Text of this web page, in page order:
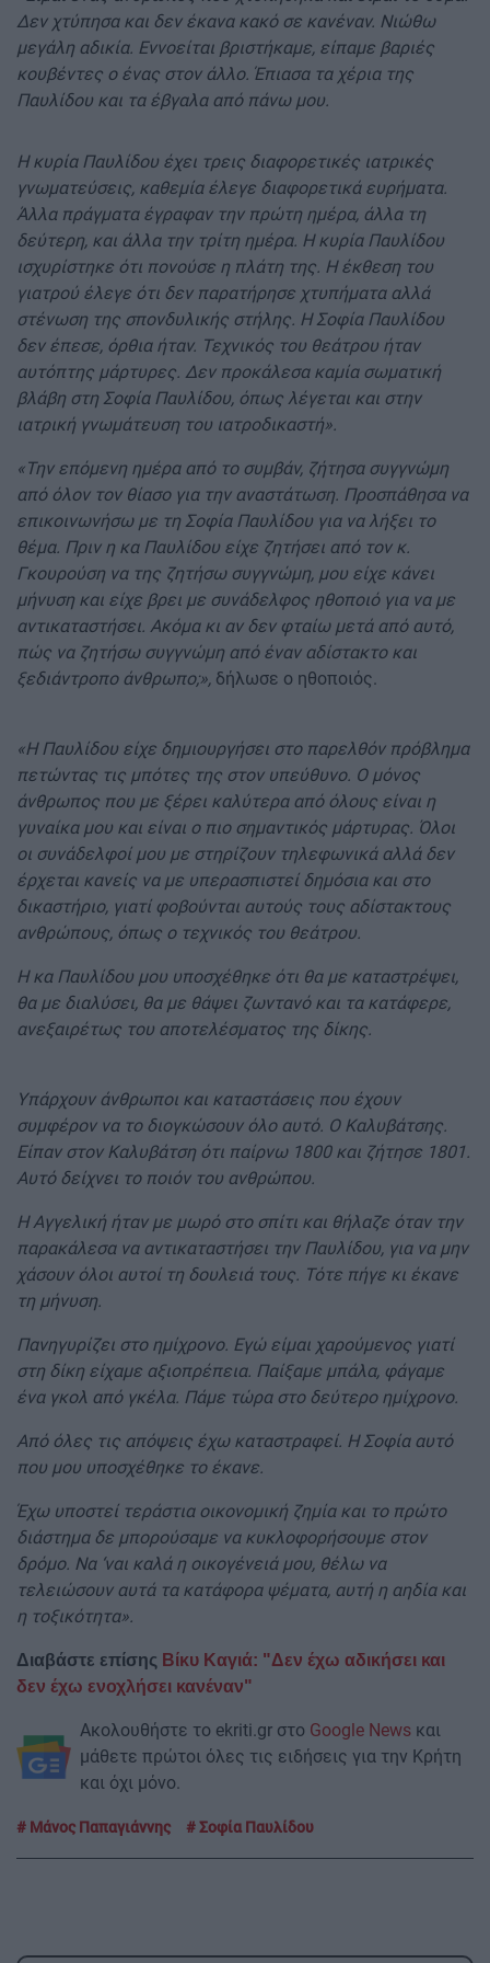
Δεν χτύπησα και δεν έκανα κακό σε κανέναν. Νιώθω
μεγάλη αδικία. Εννοείται βριστήκαμε, είπαμε βαριές
κουβέντες ο ένας στον άλλο. Έπιασα τα χέρια της
Παυλίδου και τα έβγαλα από πάνω μου.
Η κυρία Παυλίδου έχει τρεις διαφορετικές ιατρικές
γνωματεύσεις, καθεμία έλεγε διαφορετικά ευρήματα.
Άλλα πράγματα έγραφαν την πρώτη ημέρα, άλλα τη
δεύτερη, και άλλα την τρίτη ημέρα. Η κυρία Παυλίδου
ισχυρίστηκε ότι πονούσε η πλάτη της. Η έκθεση του
γιατρού έλεγε ότι δεν παρατήρησε χτυπήματα αλλά
στένωση της σπονδυλικής στήλης. Η Σοφία Παυλίδου
δεν έπεσε, όρθια ήταν. Τεχνικός του θεάτρου ήταν
αυτόπτης μάρτυρες. Δεν προκάλεσα καμία σωματική
βλάβη στη Σοφία Παυλίδου, όπως λέγεται και στην
ιατρική γνωμάτευση του ιατροδικαστή».
«Την επόμενη ημέρα από το συμβάν, ζήτησα συγγνώμη
από όλον τον θίασο για την αναστάτωση. Προσπάθησα να
επικοινωνήσω με τη Σοφία Παυλίδου για να λήξει το
θέμα. Πριν η κα Παυλίδου είχε ζητήσει από τον κ.
Γκουρούση να της ζητήσω συγγνώμη, μου είχε κάνει
μήνυση και είχε βρει με συνάδελφος ηθοποιό για να με
αντικαταστήσει. Ακόμα κι αν δεν φταίω μετά από αυτό,
πώς να ζητήσω συγγνώμη από έναν αδίστακτο και
ξεδιάντροπο άνθρωπο;», δήλωσε ο ηθοποιός.
«Η Παυλίδου είχε δημιουργήσει στο παρελθόν πρόβλημα
πετώντας τις μπότες της στον υπεύθυνο. Ο μόνος
άνθρωπος που με ξέρει καλύτερα από όλους είναι η
γυναίκα μου και είναι ο πιο σημαντικός μάρτυρας. Όλοι
οι συνάδελφοί μου με στηρίζουν τηλεφωνικά αλλά δεν
έρχεται κανείς να με υπερασπιστεί δημόσια και στο
δικαστήριο, γιατί φοβούνται αυτούς τους αδίστακτους
ανθρώπους, όπως ο τεχνικός του θεάτρου.
Η κα Παυλίδου μου υποσχέθηκε ότι θα με καταστρέψει,
θα με διαλύσει, θα με θάψει ζωντανό και τα κατάφερε,
ανεξαιρέτως του αποτελέσματος της δίκης.
Υπάρχουν άνθρωποι και καταστάσεις που έχουν
συμφέρον να το διογκώσουν όλο αυτό. Ο Καλυβάτσης.
Είπαν στον Καλυβάτση ότι παίρνω 1800 και ζήτησε 1801.
Αυτό δείχνει το ποιόν του ανθρώπου.
Η Αγγελική ήταν με μωρό στο σπίτι και θήλαζε όταν την
παρακάλεσα να αντικαταστήσει την Παυλίδου, για να μην
χάσουν όλοι αυτοί τη δουλειά τους. Τότε πήγε κι έκανε
τη μήνυση.
Πανηγυρίζει στο ημίχρονο. Εγώ είμαι χαρούμενος γιατί
στη δίκη είχαμε αξιοπρέπεια. Παίξαμε μπάλα, φάγαμε
ένα γκολ από γκέλα. Πάμε τώρα στο δεύτερο ημίχρονο.
Από όλες τις απόψεις έχω καταστραφεί. Η Σοφία αυτό
που μου υποσχέθηκε το έκανε.
Έχω υποστεί τεράστια οικονομική ζημία και το πρώτο
διάστημα δε μπορούσαμε να κυκλοφορήσουμε στον
δρόμο. Να ‘ναι καλά η οικογένειά μου, θέλω να
τελειώσουν αυτά τα κατάφορα ψέματα, αυτή η αηδία και
η τοξικότητα».
Διαβάστε επίσης Βίκυ Καγιά: "Δεν έχω αδικήσει και
δεν έχω ενοχλήσει κανέναν"
Ακολουθήστε το ekriti.gr στο Google News και
μάθετε πρώτοι όλες τις ειδήσεις για την Κρήτη
και όχι μόνο.
Μάνος Παπαγιάννης Σοφία Παυλίδου